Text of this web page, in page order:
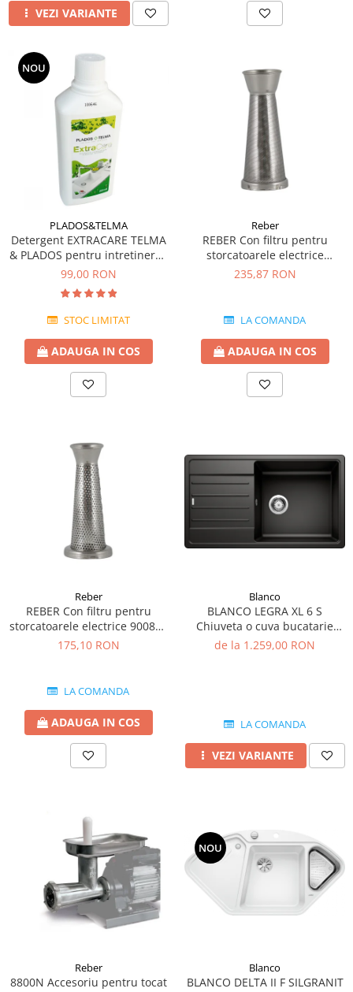
VEZI VARIANTE
NOU
PLADOS&TELMA
Detergent EXTRACARE TELMA
& PLADOS pentru intretinerea
si curatarea chiuvetelor din
Granit
99,00 RON
STOC LIMITAT
ADAUGA IN COS
Reber
REBER Con filtru pentru
storcatoarele electrice
9000NPSP, 9000N 9004N (1.1
235,87 RON
LA COMANDA
ADAUGA IN COS
Reber
REBER Con filtru pentru
storcatoarele electrice 9008N-
2.5 MM
175,10 RON
LA COMANDA
ADAUGA IN COS
Blanco
BLANCO LEGRA XL 6 S
Chiuveta o cuva bucatarie
silgranit 86x50 cm
de la 1.259,00 RON
LA COMANDA
VEZI VARIANTE
Reber
8800N Accesoriu pentru tocat
NOU
Blanco
BLANCO DELTA II F SILGRANIT